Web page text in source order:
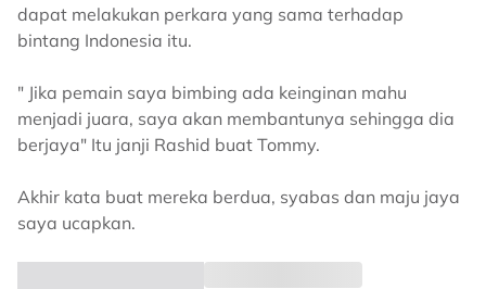
dapat melakukan perkara yang sama terhadap
bintang Indonesia itu.
" Jika pemain saya bimbing ada keinginan mahu
menjadi juara, saya akan membantunya sehingga dia
berjaya" Itu janji Rashid buat Tommy.
Akhir kata buat mereka berdua, syabas dan maju jaya
saya ucapkan.